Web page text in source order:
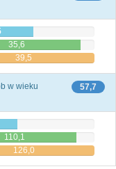
35,6
39,5
57,7
w wieku
110,1
126,0